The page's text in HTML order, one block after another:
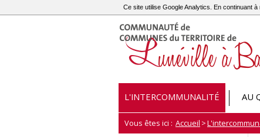
Ce site utilise Google Analytics. En continuant
Vous êtes ici : Accueil >
L'INTERCOMMUNALITÉ AU